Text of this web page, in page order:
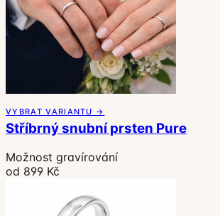
VYBRAT VARIANTU →
Stříbrný snubní prsten Pure
Možnost gravírování
od 899 Kč